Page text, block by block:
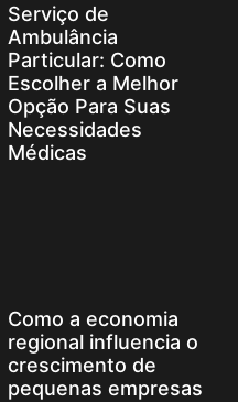
Serviço de
Ambulância
Particular: Como
Escolher a Melhor
Opção Para Suas
Necessidades
Médicas
Como a economia
regional influencia o
crescimento de
pequenas empresas